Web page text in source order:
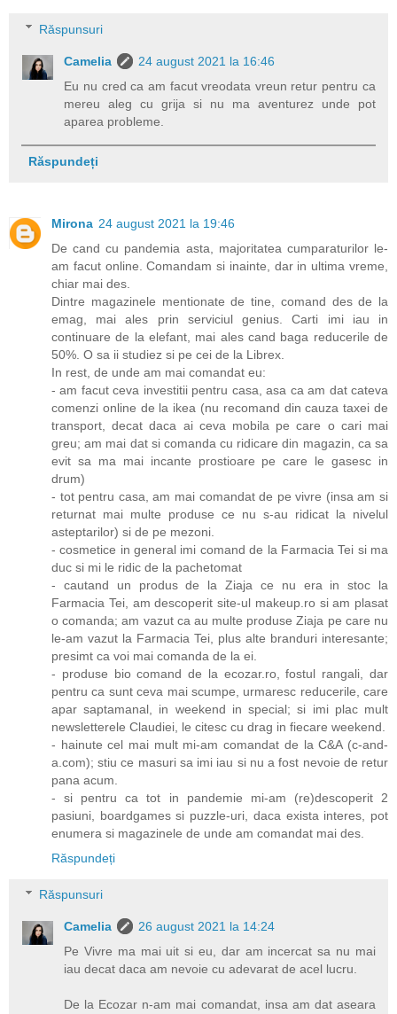
Răspunsuri
Camelia
24 august 2021 la 16:46
Eu nu cred ca am facut vreodata vreun retur pentru ca
mereu aleg cu grija si nu ma aventurez unde pot
aparea probleme.
Răspundeți
Mirona 24 august 2021 la 19:46
De cand cu pandemia asta, majoritatea cumparaturilor le-
am facut online. Comandam si inainte, dar in ultima vreme,
chiar mai des.
Dintre magazinele mentionate de tine, comand des de la
emag, mai ales prin serviciul genius. Carti imi iau in
continuare de la elefant, mai ales cand baga reducerile de
50%. O sa ii studiez si pe cei de la Librex.
In rest, de unde am mai comandat eu:
- am facut ceva investitii pentru casa, asa ca am dat cateva
comenzi online de la ikea (nu recomand din cauza taxei de
transport, decat daca ai ceva mobila pe care o cari mai
greu; am mai dat si comanda cu ridicare din magazin, ca sa
evit sa ma mai incante prostioare pe care le gasesc in
drum)
- tot pentru casa, am mai comandat de pe vivre (insa am si
returnat mai multe produse ce nu s-au ridicat la nivelul
asteptarilor) si de pe mezoni.
- cosmetice in general imi comand de la Farmacia Tei si ma
duc si mi le ridic de la pachetomat
- cautand un produs de la Ziaja ce nu era in stoc la
Farmacia Tei, am descoperit site-ul makeup.ro si am plasat
o comanda; am vazut ca au multe produse Ziaja pe care nu
le-am vazut la Farmacia Tei, plus alte branduri interesante;
presimt ca voi mai comanda de la ei.
- produse bio comand de la ecozar.ro, fostul rangali, dar
pentru ca sunt ceva mai scumpe, urmaresc reducerile, care
apar saptamanal, in weekend in special; si imi plac mult
newsletterele Claudiei, le citesc cu drag in fiecare weekend.
- hainute cel mai mult mi-am comandat de la C&A (c-and-
a.com); stiu ce masuri sa imi iau si nu a fost nevoie de retur
pana acum.
- si pentru ca tot in pandemie mi-am (re)descoperit 2
pasiuni, boardgames si puzzle-uri, daca exista interes, pot
enumera si magazinele de unde am comandat mai des.
Răspundeți
Răspunsuri
Camelia
26 august 2021 la 14:24
Pe Vivre ma mai uit si eu, dar am incercat sa nu mai
iau decat daca am nevoie cu adevarat de acel lucru.
De la Ecozar n-am mai comandat, insa am dat aseara